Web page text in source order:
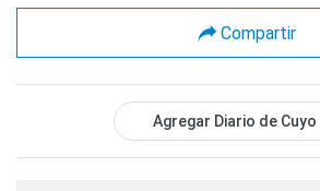
Compartir
Agregar Diario de Cuyo